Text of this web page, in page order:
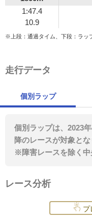
1:47.4
10.9
※上段：通過タイム、下段：ラッ
走行データ
個別ラップ
個別ラップは、2023
降のレースが対象とな
※障害レースを除く中
レース分析
プ